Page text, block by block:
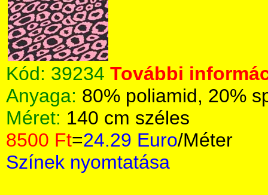
Kód: 39234 További
Anyaga: 80% poliamid, 20%
Méret: 140 cm széles
8500 Ft=24.29 Euro/Méter
Színek nyomtatása